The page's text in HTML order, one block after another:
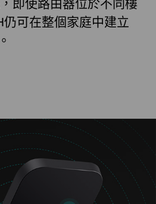
即使路由器位於不同樓
可在整個家庭中建立